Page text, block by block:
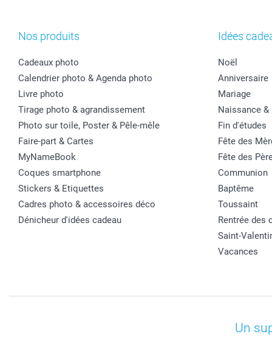
Nos produits
Cadeaux photo
Calendrier photo & Agenda photo
Livre photo
Tirage photo & agrandissement
Photo sur toile, Poster & Pêle-mêle
Faire-part & Cartes
MyNameBook
Coques smartphone
Stickers & Etiquettes
Cadres photo & accessoires déco
Dénicheur d'idées cadeau
Idées
Noël
Anniversaire
Mariage
Naissance &
Fin d'études
Fête des
Fête des
Communion
Baptême
Toussaint
Rentrée des
Saint-
Vacances
Un